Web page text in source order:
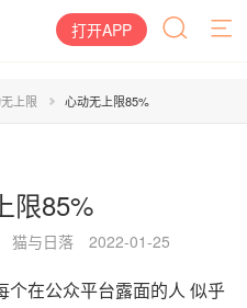
打开APP
上限 心动无上限85%
限85%
猫与日落 2022-01-25
个在公众平台露面的人 似乎